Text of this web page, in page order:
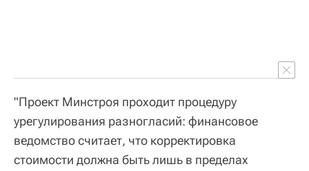
"Проект Минстроя проходит процедуру
урегулирования разногласий: финансовое
ведомство считает, что корректировка
стоимости должна быть лишь в пределах